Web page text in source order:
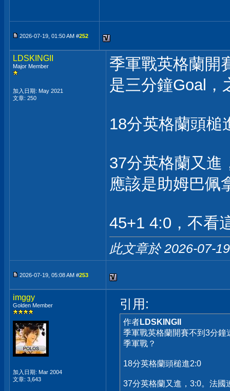
2026-07-19, 01:50 AM #252
LDSKINGII
Major Member
加入日期: May 2021
文章: 250
季軍戰英格蘭開
是三分鐘Goal，
18分英格蘭頭槌
37分英格蘭又進
應該是助姆巴佩
45+1 4:0，不看
此文章於 2026-07-
2026-07-19, 05:08 AM #253
imggy
Golden Member
加入日期: Mar 2004
文章: 3,643
引用:
作者LDSKINGII
季軍戰英格蘭開賽不到3分
季軍戰？
18分英格蘭頭槌進2:0
37分英格蘭又進，3:0。法國